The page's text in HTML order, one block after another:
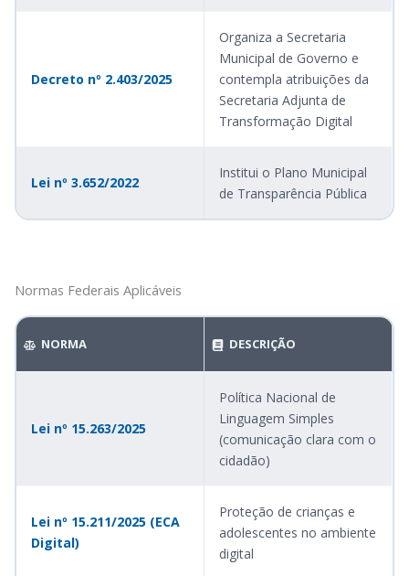
Decreto nº 2.403/2025
Organiza a Secretaria
Municipal de Governo e
contempla atribuições da
Secretaria Adjunta de
Transformação Digital
Lei nº 3.652/2022
Institui o Plano Municipal
de Transparência Pública
Normas Federais Aplicáveis
NORMA DESCRIÇÃO
Lei nº 15.263/2025
Política Nacional de
Linguagem Simples
(comunicação clara com o
cidadão)
Lei nº 15.211/2025 (ECA
Digital)
Proteção de crianças e
adolescentes no ambiente
digital